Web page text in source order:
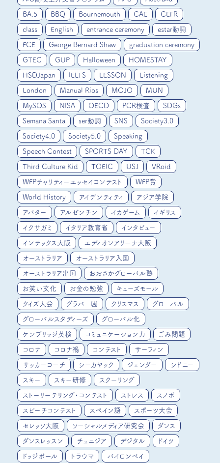
BA.5 BBQ Bournemouth CAE CEFR
class English entrance ceremony estar動詞
FCE George Bernard Shaw graduation ceremony
GTEC GUP Halloween HOMESTAY
HSDJapan IELTS LESSON Listening
London Manual Rios MOJO MUN
MySOS NISA OECD PCR検査 SDGs
Semana Santa ser動詞 SNS Society3.0
Society4.0 Society5.0 Speaking
Speech Contest SPORTS DAY TCK
Third Culture Kid TOEIC USJ VRoid
WFPチャリティーエッセイコンテスト WFP賞
World History アイデンティティ アジア学院
アバター アルゼンチン イカゲーム イギリス
イクサガミ イタリア教育省 インタビュー
インテックス大阪 エディオンアリーナ大阪
オーストラリア オーストラリア入国
オーストラリア出国 おおさかグローバル塾
お笑い文化 お金の勉強 キューズモール
クイズ大会 グラバー園 クリスマス グローバル
グローバルスタディーズ グローバル化
ケンブリッジ英検 コミュニケーション力 ごみ問題
コロナ コロナ禍 コンテスト サーフィン
サッカーコーチ シーカヤック ジェンダー シドニー
スキー スキー研修 スクーリング
ストーリーテリング・コンテスト ストレス スノボ
スピーチコンテスト スペイン語 スポーツ大会
セレッソ大阪 ソーシャルメディア研究会 ダンス
ダンスレッスン チュニジア デジタル ドイツ
ドッジボール トラウマ バイロンベイ